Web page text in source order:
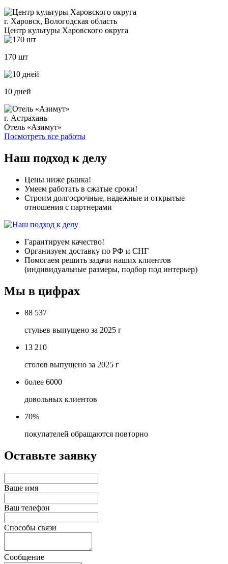
г. Харовск, Вологодская область
Центр культуры Харовского округа
170 шт
10 дней
г. Астрахань
Отель «Азимут»
Посмотреть все работы
Наш подход к делу
Цены ниже рынка!
Умеем работать в сжатые сроки!
Строим долгосрочные, надежные и открытые
отношения с партнерами
Гарантируем качество!
Организуем доставку по РФ и СНГ
Помогаем решить задачи наших клиентов
(индивидуальные размеры, подбор под интерьер)
Мы в цифрах
88 537
стульев выпущено за 2025 г
13 210
столов выпущено за 2025 г
более 6000
довольных клиентов
70%
покупателей обращаются повторно
Оставьте заявку
Ваше имя
Ваш телефон
Способы связи
Сообщение